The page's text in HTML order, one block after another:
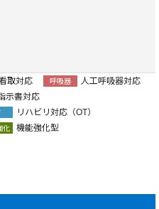
取対応 呼吸器 人工呼吸器対応
示書対応
リハビリ対応（OT）
化 機能強化型